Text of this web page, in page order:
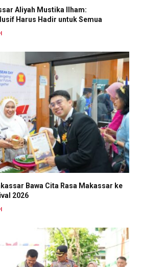
Aliyah Mustika Ilham:
Harus Hadir untuk Semua
Bawa Cita Rasa Makassar ke
2026